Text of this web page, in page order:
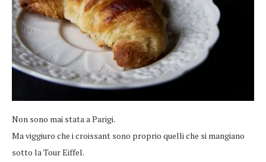
Non sono mai stata a Parigi.
Ma viggiuro che i croissant sono proprio quelli che si mangiano
sotto la Tour Eiffel.